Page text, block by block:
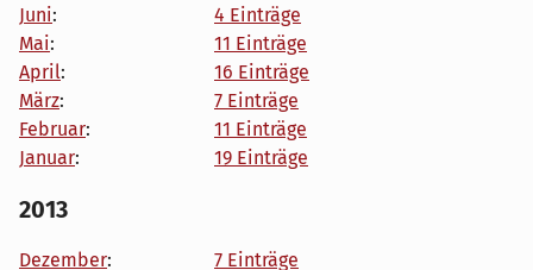
Juni:
4 Einträge
Mai:
11 Einträge
April:
16 Einträge
März:
7 Einträge
Februar:
11 Einträge
Januar: 19 Einträge
2013
Dezember:
7 Einträge